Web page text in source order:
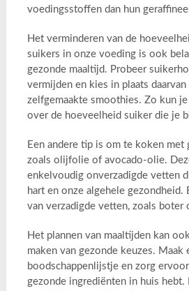
voedingsstoffen dan hun
Het verminderen van de
suikers in onze voeding is ook
gezonde maaltijd. Probeer
vermijden en kies in plaats
zelfgemaakte smoothies. Zo kun
over de hoeveelheid suiker die je
Een andere tip is om te koken met
zoals olijfolie of avocado-olie.
enkelvoudig onverzadigde vetten
hart en onze algehele gezondheid.
van verzadigde vetten, zoals boter
Het plannen van maaltijden kan
maken van gezonde keuzes. Maak
boodschappenlijstje en zorg
gezonde ingrediënten in huis hebt.